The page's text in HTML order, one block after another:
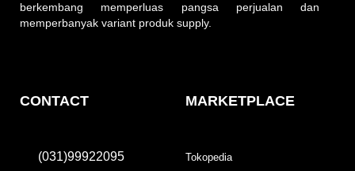
berkembang memperluas pangsa perjualan dan
memperbanyak variant produk supply.
CONTACT
(031)99922095
MARKETPLACE
Tokopedia